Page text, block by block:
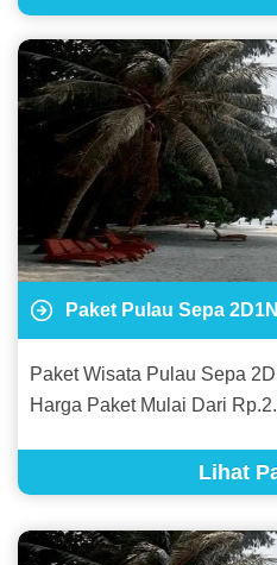
Paket Pulau Sepa
Paket Wisata Pulau Sepa
Harga Paket Mulai Dari
Lihat